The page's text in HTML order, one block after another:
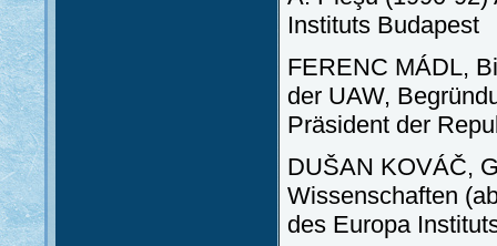
Instituts Budapest
FERENC MÁDL,
der UAW,
Präsident der
DUŠAN KOVÁČ,
Wissenschaften
des Europa